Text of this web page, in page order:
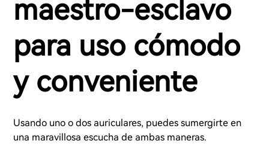
maestro-esclavo
para uso cómodo
y conveniente
Usando uno o dos auriculares, puedes sumergirte en
una maravillosa escucha de ambas maneras.